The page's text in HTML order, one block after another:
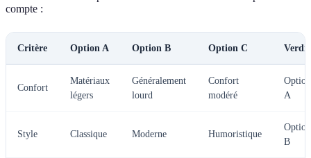
compte :
Critère Option A Option B Option C
Confort
Matériaux
légers
Généralement
lourd
Confort
modéré
Option
A
Style Classique Moderne Humoristique
Option
B